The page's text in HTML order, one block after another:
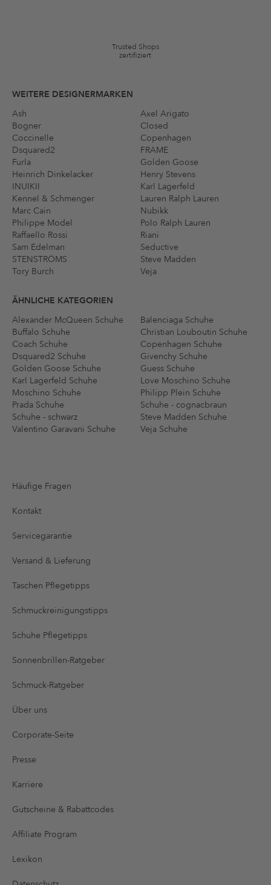
Trusted Shops
zertifiziert
WEITERE DESIGNERMARKEN
Ash
Axel Arigato
Bogner
Closed
Coccinelle
Copenhagen
Dsquared2
FRAME
Furla
Golden Goose
Heinrich Dinkelacker
Henry Stevens
INUIKII
Karl Lagerfeld
Kennel & Schmenger
Lauren Ralph Lauren
Marc Cain
Nubikk
Philippe Model
Polo Ralph Lauren
Raffaello Rossi
Riani
Sam Edelman
Seductive
STENSTRÖMS
Steve Madden
Tory Burch
Veja
ÄHNLICHE KATEGORIEN
Alexander McQueen Schuhe
Balenciaga Schuhe
Buffalo Schuhe
Christian Louboutin Schuhe
Coach Schuhe
Copenhagen Schuhe
Dsquared2 Schuhe
Givenchy Schuhe
Golden Goose Schuhe
Guess Schuhe
Karl Lagerfeld Schuhe
Love Moschino Schuhe
Moschino Schuhe
Philipp Plein Schuhe
Prada Schuhe
Schuhe - cognacbraun
Schuhe - schwarz
Steve Madden Schuhe
Valentino Garavani Schuhe
Veja Schuhe
Häufige Fragen
Kontakt
Servicegarantie
Versand & Lieferung
Taschen Pflegetipps
Schmuckreinigungstipps
Schuhe Pflegetipps
Sonnenbrillen-Ratgeber
Schmuck-Ratgeber
Über uns
Corporate-Seite
Presse
Karriere
Gutscheine & Rabattcodes
Affiliate Program
Lexikon